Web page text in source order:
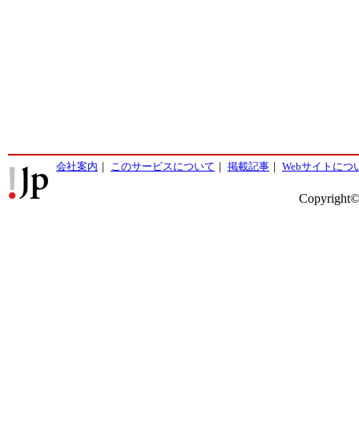
会社案内 ｜ このサービスについて ｜ 掲載記事 ｜ Webサイトにつ